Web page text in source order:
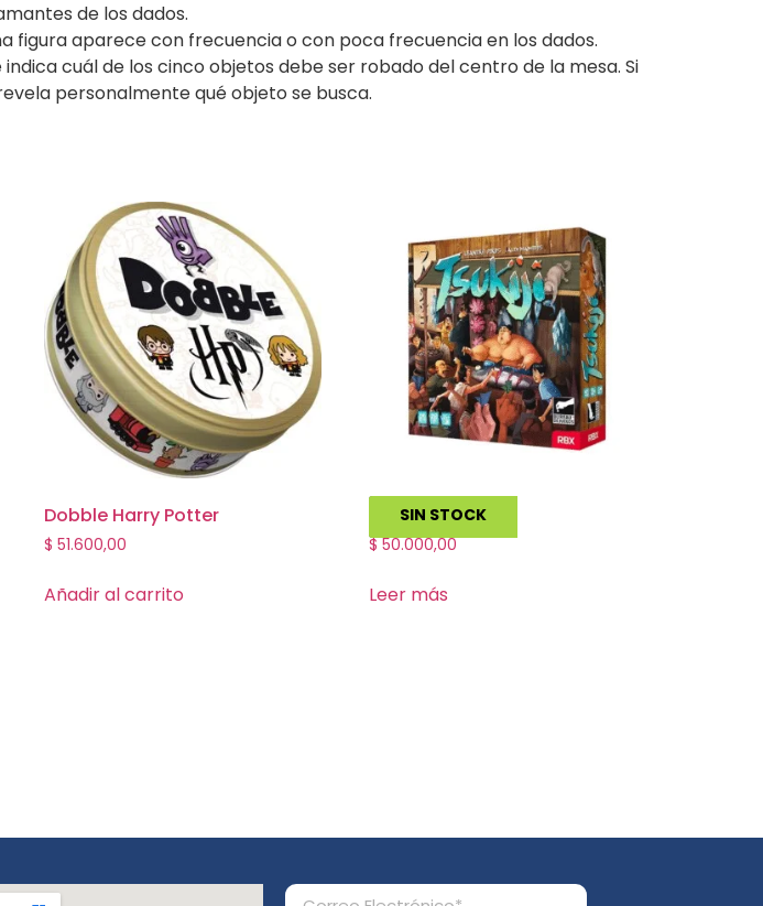
de los dados.
figura aparece con frecuencia o con poca frecuencia en los dados.
cuál de los cinco objetos debe ser robado del centro de la mesa. Si
personalmente qué objeto se busca.
Dobble Harry Potter
$ 51.600,00
Añadir al carrito
SIN STOCK
Tsukiji
$ 50.000,00
Leer más